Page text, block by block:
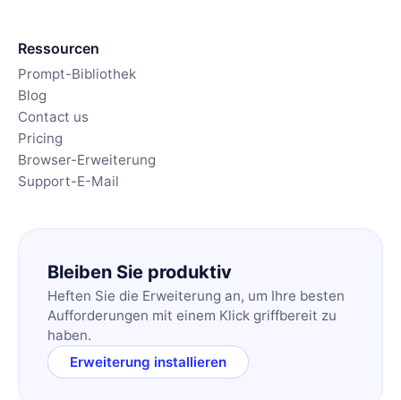
Ressourcen
Prompt-Bibliothek
Blog
Contact us
Pricing
Browser-Erweiterung
Support-E-Mail
Bleiben Sie produktiv
Heften Sie die Erweiterung an, um Ihre besten
Aufforderungen mit einem Klick griffbereit zu
haben.
Erweiterung installieren